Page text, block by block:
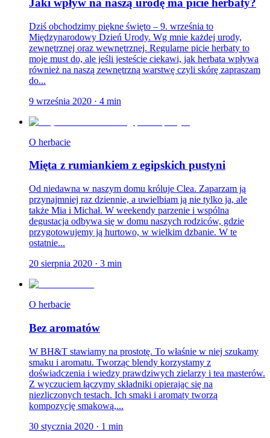
Jaki wpływ na naszą urodę ma picie herbaty?
Dziś obchodzimy piękne święto – 9. września to
Międzynarodowy Dzień Urody. Wg mnie każdej urody,
zewnętrznej oraz wewnętrznej. Regularne picie herbaty to
moje must do, ale jeśli jesteście ciekawi, jak herbata wpływa
również na naszą zewnętrzną warstwę czyli skórę zapraszam
do...
9 września 2020 · 4 min
O herbacie
Mięta z rumiankiem z egipskich pustyni
Od niedawna w naszym domu króluje Clea. Zaparzam ją
przynajmniej raz dziennie, a uwielbiam ją nie tylko ja, ale
także Mia i Michał. W weekendy parzenie i wspólna
degustacja odbywa się w domu naszych rodziców, gdzie
przygotowujemy ją hurtowo, w wielkim dzbanie. W te
ostatnie...
20 sierpnia 2020 · 3 min
O herbacie
Bez aromatów
W BH&T stawiamy na prostotę. To właśnie w niej szukamy
smaku i aromatu. Tworząc blendy korzystamy z
doświadczenia i wiedzy prawdziwych zielarzy i tea masterów.
Z wyczuciem łączymy składniki opierając się na
niezliczonych testach. Ich smaki i aromaty tworzą
kompozycję smakową,...
30 stycznia 2020 · 1 min